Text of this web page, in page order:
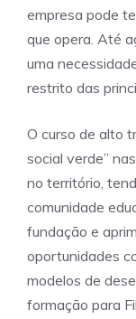
empresa pode
que opera. Até
uma
restrito das
O curso de alto
social verde”
no território,
comunidade
fundação e
oportunidades
modelos de
formação para